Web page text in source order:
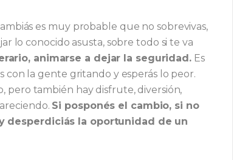
es muy probable que no sobrevivas,
lo conocido asusta, sobre todo si te va
animarse a dejar la seguridad.Es
con la gente gritando y esperás lo peor.
pero también hay disfrute, diversión,
Si posponés el cambio, si no
desperdiciás la oportunidad de un